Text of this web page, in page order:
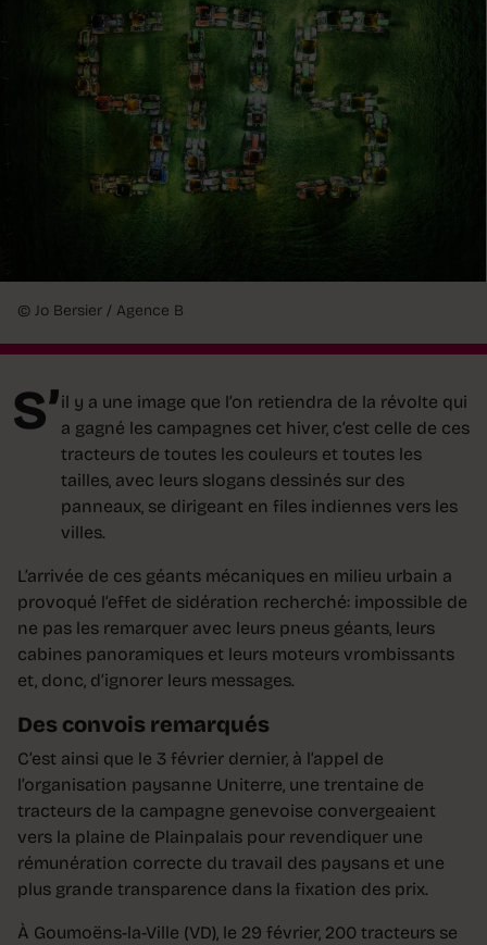
© Jo Bersier / Agence B
S’il y a une image que l’on retiendra de la révolte qui
a gagné les campagnes cet hiver, c’est celle de ces
tracteurs de toutes les couleurs et toutes les
tailles, avec leurs slogans dessinés sur des
panneaux, se dirigeant en files indiennes vers les
villes.
L’arrivée de ces géants mécaniques en milieu urbain a
provoqué l’effet de sidération recherché: impossible de
ne pas les remarquer avec leurs pneus géants, leurs
cabines panoramiques et leurs moteurs vrombissants
et, donc, d’ignorer leurs messages.
Des convois remarqués
C’est ainsi que le 3 février dernier, à l’appel de
l’organisation paysanne Uniterre, une trentaine de
tracteurs de la campagne genevoise convergeaient
vers la plaine de Plainpalais pour revendiquer une
rémunération correcte du travail des paysans et une
plus grande transparence dans la fixation des prix.
À Goumoëns-la-Ville (VD), le 29 février, 200 tracteurs se